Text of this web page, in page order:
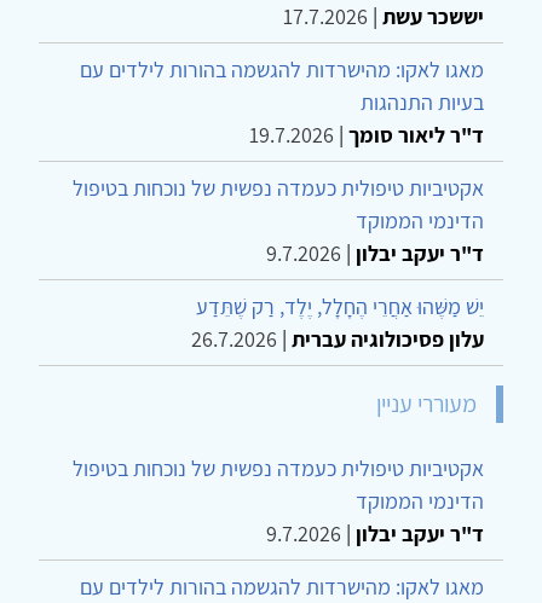
יששכר עשת |
17.7.2026
מאגו לאקו: מהישרדות להגשמה בהורות לילדים עם
בעיות התנהגות
ד"ר ליאור סומך |
19.7.2026
אקטיביות טיפולית כעמדה נפשית של נוכחות בטיפול
הדינמי הממוקד
ד"ר יעקב יבלון |
9.7.2026
יֵשׁ מַשֶּׁהוּ אַחֲרֵי הֶחָלָל, יֶלֶד, רַק שֶׁתֵּדַע
עלון פסיכולוגיה עברית |
26.7.2026
מעוררי עניין
אקטיביות טיפולית כעמדה נפשית של נוכחות בטיפול
הדינמי הממוקד
ד"ר יעקב יבלון |
9.7.2026
מאגו לאקו: מהישרדות להגשמה בהורות לילדים עם